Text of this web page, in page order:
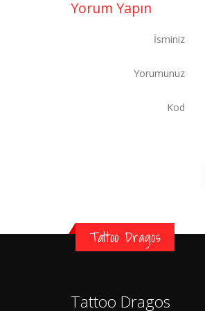
Yorum Yapın
İsminiz
Yorumunuz
Kod
Tattoo Dragos
Tattoo Dragos